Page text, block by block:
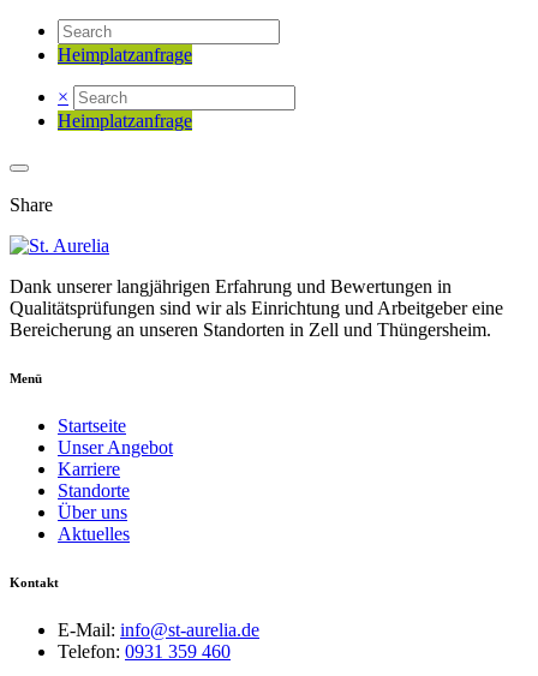
Heimplatzanfrage
×
Heimplatzanfrage
Share
Dank unserer langjährigen Erfahrung und Bewertungen in
Qualitätsprüfungen sind wir als Einrichtung und Arbeitgeber eine
Bereicherung an unseren Standorten in Zell und Thüngersheim.
Menü
Startseite
Unser Angebot
Karriere
Standorte
Über uns
Aktuelles
Kontakt
E-Mail: info@st-aurelia.de
Telefon: 0931 359 460